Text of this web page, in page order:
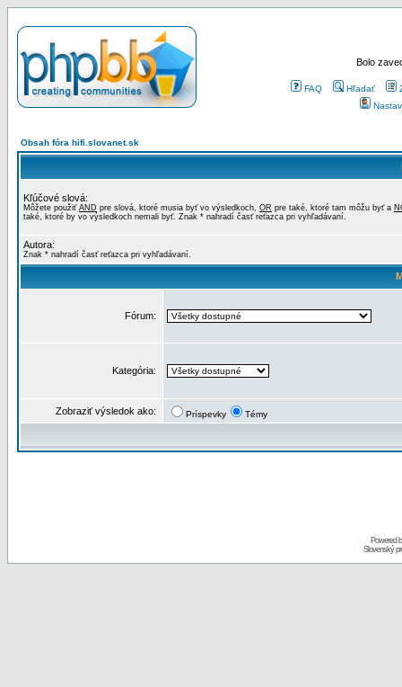
Bolo
FAQ Hľadať
Obsah fóra hifi.slovanet.sk
Kľúčové slová:
Môžete použiť AND pre slová, ktoré musia byť vo výsledkoch, OR pre také, ktoré tam môžu byť a
také, ktoré by vo výsledkoch nemali byť. Znak * nahradí časť reťazca pri vyhľadávaní.
Autora:
Znak * nahradí časť reťazca pri vyhľadávaní.
Fórum:
Kategória:
Zobraziť výsledok ako: Príspevky Témy
Powered
Slovenský